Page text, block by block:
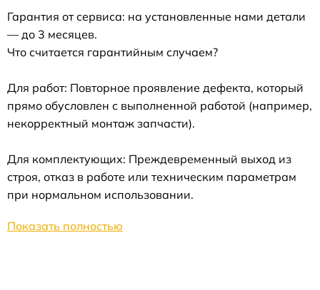
Гарантия от сервиса: на установленные нами детали
— до 3 месяцев.
Что считается гарантийным случаем?
Для работ: Повторное проявление дефекта, который
прямо обусловлен с выполненной работой (например,
некорректный монтаж запчасти).
Для комплектующих: Преждевременный выход из
строя, отказ в работе или техническим параметрам
при нормальном использовании.
Показать полностью